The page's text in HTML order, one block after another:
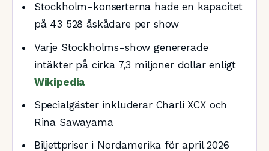
Stockholm-konserterna hade en kapacitet
på 43 528 åskådare per show
Varje Stockholms-show genererade
intäkter på cirka 7,3 miljoner dollar enligt
Wikipedia
Specialgäster inkluderar Charli XCX och
Rina Sawayama
Biljettpriser i Nordamerika för april 2026